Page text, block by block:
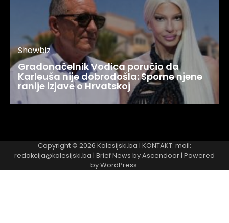
Showbiz
Gradonačelnik Vodica poručio da
Karleuša nije dobrodošla: Sporne njene
ranije izjave o Hrvatskoj
Copyright © 2026 Kalesijski.ba I KONTAKT: mail:
redakcija@kalesijski.ba | Brief News byAscendoor| Powered
byWordPress.